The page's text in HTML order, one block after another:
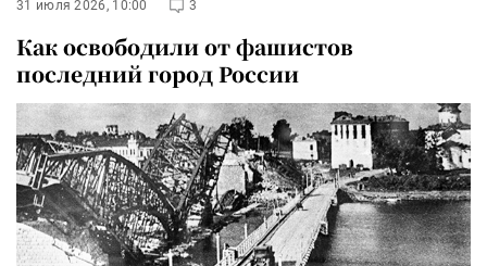
31 июля 2026, 10:00 3
Как освободили от фашистов
последний город России